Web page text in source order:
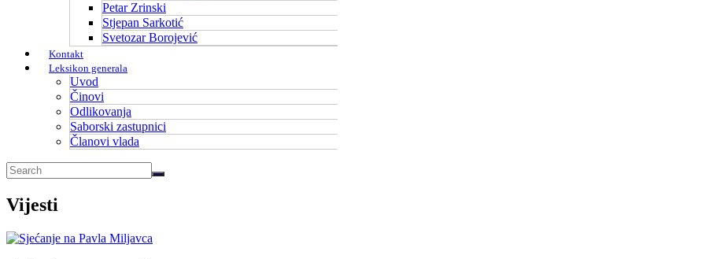
Petar Zrinski
Stjepan Sarkotić
Svetozar Borojević
Kontakt
Leksikon generala
Uvod
Činovi
Odlikovanja
Saborski zastupnici
Članovi vlada
Vijesti